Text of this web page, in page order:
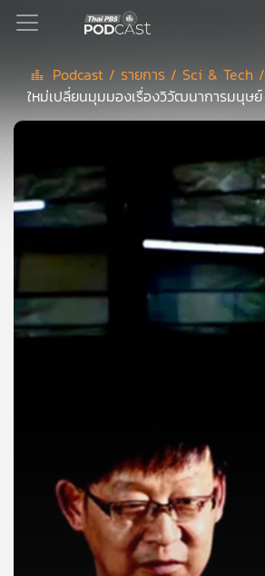
Podcast
ลิ
สต์
เพล
ย์
Podcast / รายการ / Sci & Tech /
ใหม่เปลี่ยนมุมมองเรื่องวิวัฒนาการมนุษย์